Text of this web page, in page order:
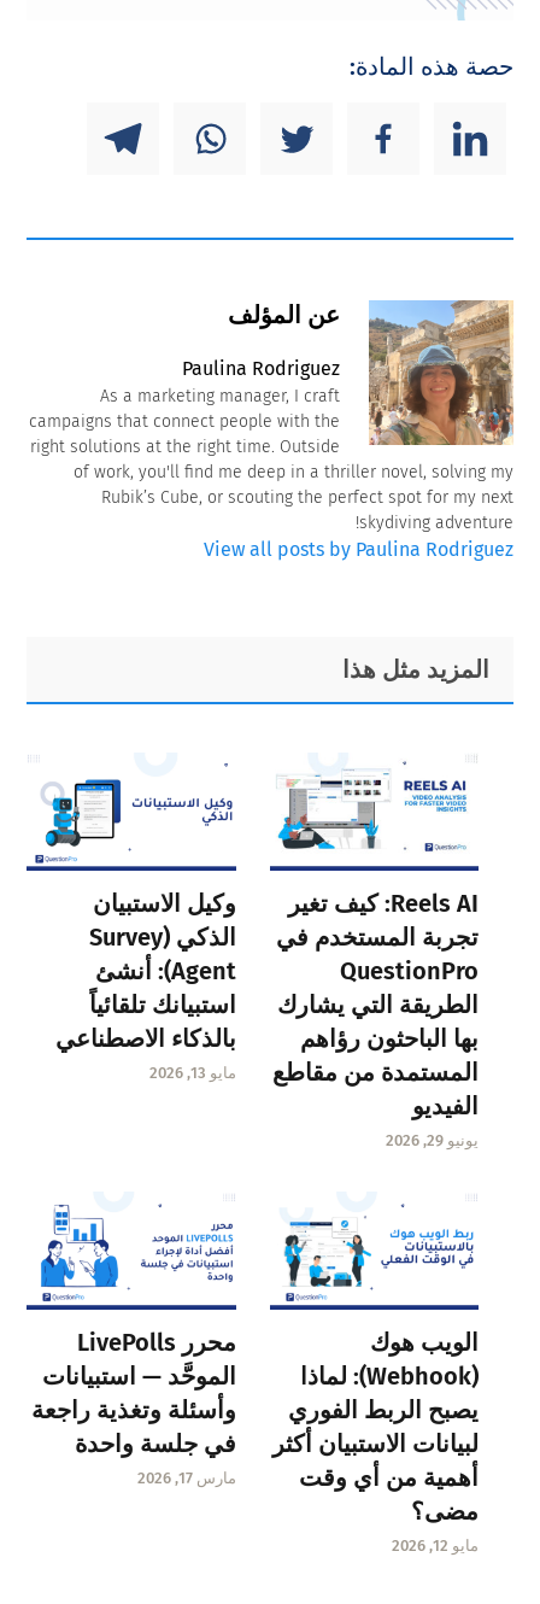
حصة هذه المادة:
عن المؤلف
Paulina Rodriguez
As a marketing manager, I craft
campaigns that connect people with the
right solutions at the right time. Outside
of work, you'll find me deep in a thriller novel, solving my
Rubik’s Cube, or scouting the perfect spot for my next
skydiving adventure!
View all posts by Paulina Rodriguez
Primary
Sidebar
Footer
المزيد مثل هذا
Reels AI: كيف تغير
تجربة المستخدم في
QuestionPro
الطريقة التي يشارك
بها الباحثون رؤاهم
المستمدة من مقاطع
الفيديو
يونيو 29, 2026
وكيل الاستبيان
الذكي (Survey
Agent): أنشئ
استبيانك تلقائياً
بالذكاء الاصطناعي
مايو 13, 2026
الويب هوك
(Webhook): لماذا
يصبح الربط الفوري
لبيانات الاستبيان أكثر
أهمية من أي وقت
مضى؟
مايو 12, 2026
محرر LivePolls
الموحَّد — استبيانات
وأسئلة وتغذية راجعة
في جلسة واحدة
مارس 17, 2026